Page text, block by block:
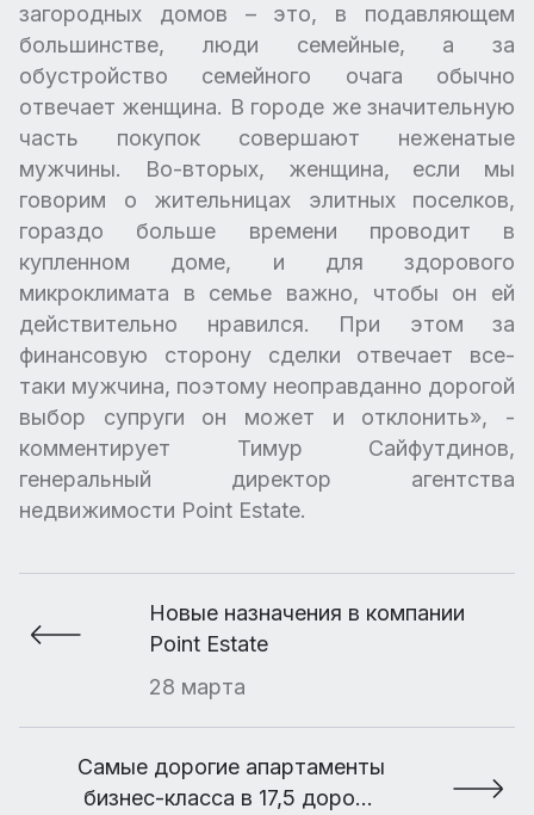
загородных домов – это, в подавляющем
большинстве, люди семейные, а за
обустройство семейного очага обычно
отвечает женщина. В городе же значительную
часть покупок совершают неженатые
мужчины. Во-вторых, женщина, если мы
говорим о жительницах элитных поселков,
гораздо больше времени проводит в
купленном доме, и для здорового
микроклимата в семье важно, чтобы он ей
действительно нравился. При этом за
финансовую сторону сделки отвечает все-
таки мужчина, поэтому неоправданно дорогой
выбор супруги он может и отклонить», -
комментирует Тимур Сайфутдинов,
генеральный директор агентства
недвижимости Point Estate.
Новые назначения в компании
Point Estate
28 марта
Самые дорогие апартаменты
бизнес-класса в 17,5 дороже